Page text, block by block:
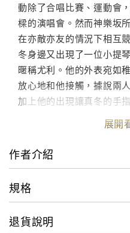
動除了合唱比賽、運動
樑的演唱會。然而神樂坂
在亦敵亦友的情況下相互
冬身邊又出現了一位小提
暱稱尤利。他的外表宛如
放心地和他接觸，據說兩
加上他的出現讓真冬的手
小直心生動搖—— 有點可
音樂交織而成的故事，第
展開
作者介紹
規格
退貨說明